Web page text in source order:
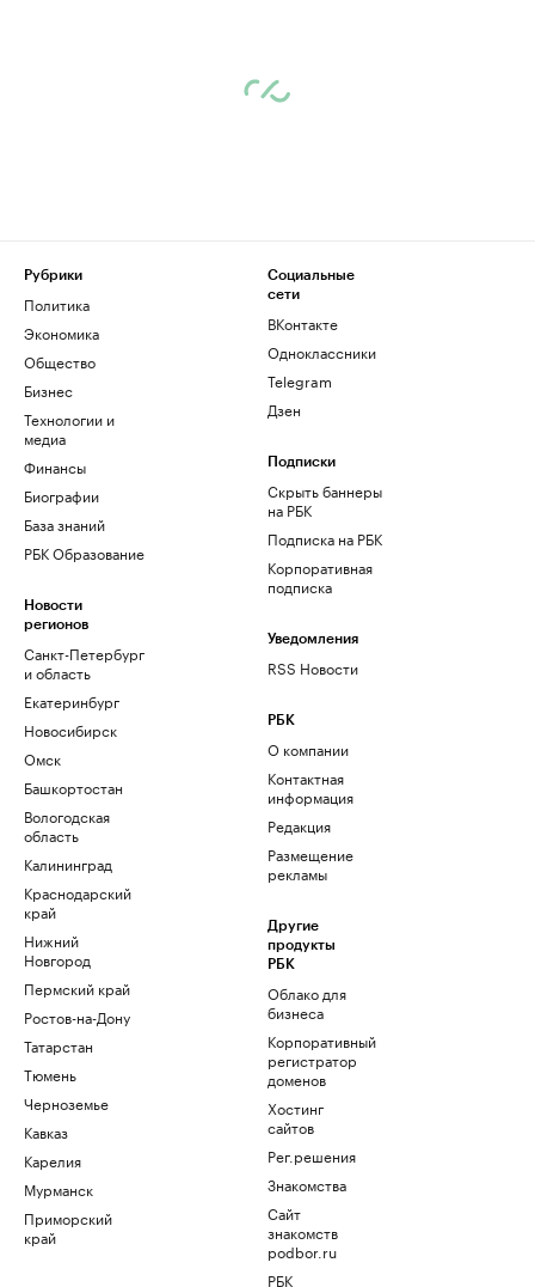
Рубрики
Политика
Экономика
Общество
Бизнес
Технологии и
медиа
Финансы
Биографии
База знаний
РБК Образование
Новости
регионов
Санкт-Петербург
и область
Екатеринбург
Новосибирск
Омск
Башкортостан
Вологодская
область
Калининград
Краснодарский
край
Нижний
Новгород
Пермский край
Ростов-на-Дону
Татарстан
Тюмень
Черноземье
Кавказ
Карелия
Мурманск
Приморский
край
Социальные
сети
ВКонтакте
Одноклассники
Telegram
Дзен
Подписки
Скрыть баннеры
на РБК
Подписка на РБК
Корпоративная
подписка
Уведомления
RSS Новости
РБК
О компании
Контактная
информация
Редакция
Размещение
рекламы
Другие
продукты
РБК
Облако для
бизнеса
Корпоративный
регистратор
доменов
Хостинг
сайтов
Рег.решения
Знакомства
Сайт
знакомств
podbor.ru
РБК